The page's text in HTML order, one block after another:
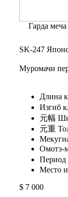
Гарда
SK-247
Муромачи
Длина
Изгиб
元幅
元重
Омотэ-
Период
Место
$ 7 000